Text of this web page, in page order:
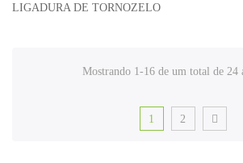
LIGADURA DE TORNOZELO
Mostrando 1-16 de um total de 24
1 2